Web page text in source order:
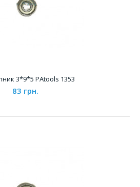
3*7*2 PAtools 3358
71 грн.
Зн..
3*9*5 PAtools 1353
83 грн.